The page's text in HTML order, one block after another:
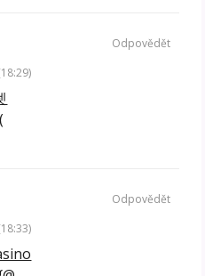
Odpovědět
Odpovědět